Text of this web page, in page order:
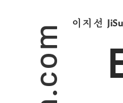
​이지선